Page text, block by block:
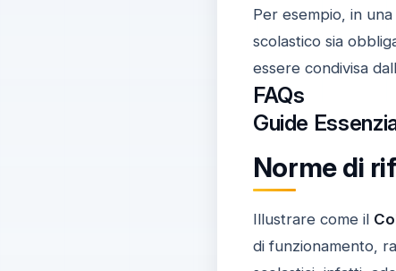
Per esempio, in
scolastico sia
essere condivisa
FAQs
Guide
Norme di
Illustrare come il
di funzionamento,